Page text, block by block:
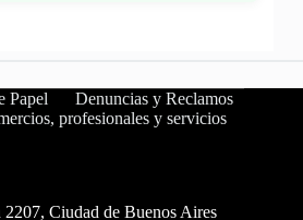
Papel
Denuncias y Reclamos
profesionales y servicios
Ciudad de Buenos Aires